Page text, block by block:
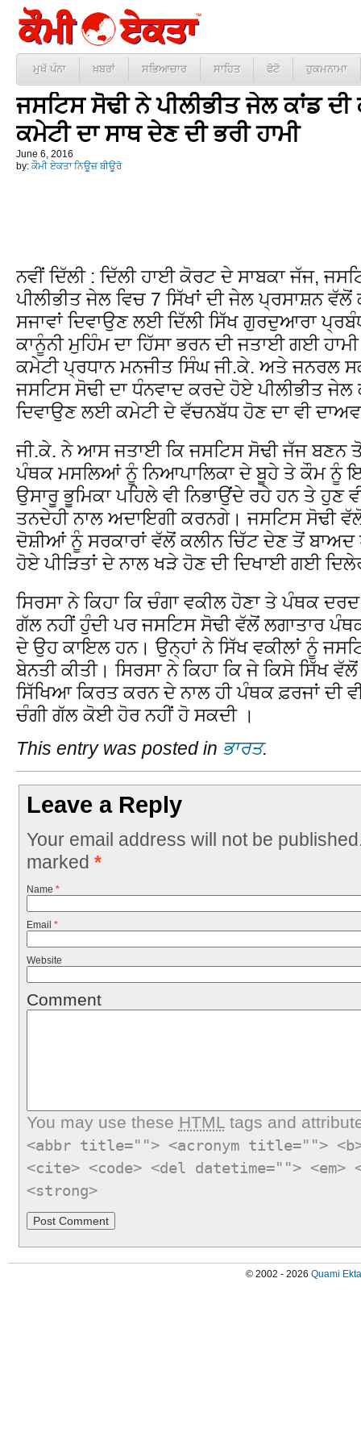
ਮੁਖੱ ਪੰਨਾ ਖ਼ਬਰਾਂ ਸਭਿਆਚਾਰ ਸਾਹਿਤ ਫੋਟੋ ਹੁਕਮਨਾਮਾ
ਜਸਟਿਸ ਸੋਢੀ ਨੇ ਪੀਲੀਭੀਤ ਜੇਲ ਕਾਂਡ ਦੀ
ਕਮੇਟੀ ਦਾ ਸਾਥ ਦੇਣ ਦੀ ਭਰੀ ਹਾਮੀ
June 6, 2016
by: ਕੌਮੀ ਏਕਤਾ ਨਿਊਜ਼ ਬੀਊਰੋ
ਨਵੀਂ ਦਿੱਲੀ : ਦਿੱਲੀ ਹਾਈ ਕੋਰਟ ਦੇ ਸਾਬਕਾ ਜੱਜ,
ਪੀਲੀਭੀਤ ਜੇਲ ਵਿਚ 7 ਸਿੱਖਾਂ ਦੀ ਜੇਲ ਪ੍ਰਸਾਸ਼ਨ
ਸਜਾਵਾਂ ਦਿਵਾਉਣ ਲਈ ਦਿੱਲੀ ਸਿੱਖ ਗੁਰਦੁਆਰਾ
ਕਾਨੂੰਨੀ ਮੁਹਿੰਮ ਦਾ ਹਿੱਸਾ ਭਰਨ ਦੀ ਜਤਾਈ ਗਈ
ਕਮੇਟੀ ਪ੍ਰਧਾਨ ਮਨਜੀਤ ਸਿੰਘ ਜੀ.ਕੇ. ਅਤੇ ਜਨਰਲ
ਜਸਟਿਸ ਸੋਢੀ ਦਾ ਧੰਨਵਾਦ ਕਰਦੇ ਹੋਏ ਪੀਲੀਭੀਤ
ਦਿਵਾਉਣ ਲਈ ਕਮੇਟੀ ਦੇ ਵੱਚਨਬੱਧ ਹੋਣ ਦਾ ਵੀ
ਜੀ.ਕੇ. ਨੇ ਆਸ ਜਤਾਈ ਕਿ ਜਸਟਿਸ ਸੋਢੀ ਜੱਜ ਬਣਨ
ਪੰਥਕ ਮਸਲਿਆਂ ਨੂੰ ਨਿਆਪਾਲਿਕਾ ਦੇ ਬੂਹੇ ਤੇ ਕੌਮ ਨੂੰ
ਉਸਾਰੂ ਭੂਮਿਕਾ ਪਹਿਲੇ ਵੀ ਨਿਭਾਉਂਦੇ ਰਹੇ ਹਨ ਤੇ ਹੁਣ
ਤਨਦੇਹੀ ਨਾਲ ਅਦਾਇਗੀ ਕਰਨਗੇ। ਜਸਟਿਸ ਸੋਢੀ
ਦੋਸ਼ੀਆਂ ਨੂੰ ਸਰਕਾਰਾਂ ਵੱਲੋਂ ਕਲੀਨ ਚਿੱਟ ਦੇਣ ਤੋਂ
ਹੋਏ ਪੀੜਿਤਾਂ ਦੇ ਨਾਲ ਖੜੇ ਹੋਣ ਦੀ ਦਿਖਾਈ ਗਈ
ਸਿਰਸਾ ਨੇ ਕਿਹਾ ਕਿ ਚੰਗਾ ਵਕੀਲ ਹੋਣਾ ਤੇ ਪੰਥਕ
ਗੱਲ ਨਹੀਂ ਹੁੰਦੀ ਪਰ ਜਸਟਿਸ ਸੋਢੀ ਵੱਲੋਂ ਲਗਾਤਾਰ
ਦੇ ਉਹ ਕਾਇਲ ਹਨ। ਉਨ੍ਹਾਂ ਨੇ ਸਿੱਖ ਵਕੀਲਾਂ ਨੂੰ
ਬੇਨਤੀ ਕੀਤੀ। ਸਿਰਸਾ ਨੇ ਕਿਹਾ ਕਿ ਜੇ ਕਿਸੇ ਸਿੱਖ
ਸਿੱਖਿਆ ਕਿਰਤ ਕਰਨ ਦੇ ਨਾਲ ਹੀ ਪੰਥਕ ਫ਼ਰਜਾਂ ਦੀ
ਚੰਗੀ ਗੱਲ ਕੋਈ ਹੋਰ ਨਹੀਂ ਹੋ ਸਕਦੀ ।
This entry was posted in ਭਾਰਤ.
Leave a Reply
Your email address will not be
marked *
Name *
Email *
Website
Comment
You may use these HTMLtags and
<abbr title=""> <acronym title="">
<cite> <code> <del datetime="">
<strong>
© 2002 - 2026 Quami